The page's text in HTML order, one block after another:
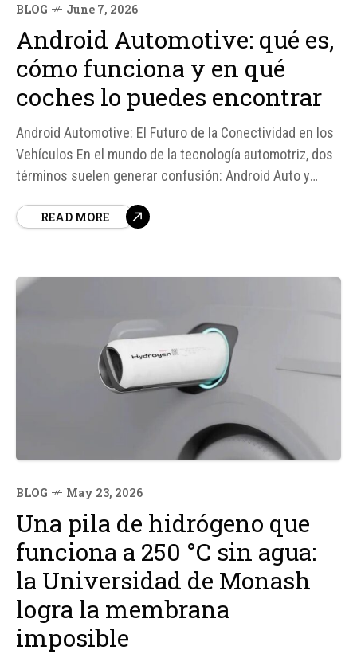
BLOG June 7, 2026
Android Automotive: qué es,
cómo funciona y en qué
coches lo puedes encontrar
Android Automotive: El Futuro de la Conectividad en los
Vehículos En el mundo de la tecnología automotriz, dos
términos suelen generar confusión: Android Auto y
por Google y se utilizan en los vehículos, tienen
READ MORE
BLOG May 23, 2026
Una pila de hidrógeno que
funciona a 250 °C sin agua:
la Universidad de Monash
logra la membrana
imposible